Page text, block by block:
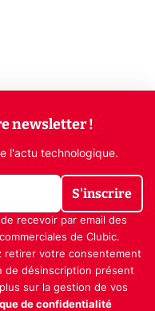
newsletter !
l'actu technologique.
S'inscrire
recevoir par email des
de Clubic.
retirer votre consentement
de désinscription présent
sur la gestion de vos
de confidentialité